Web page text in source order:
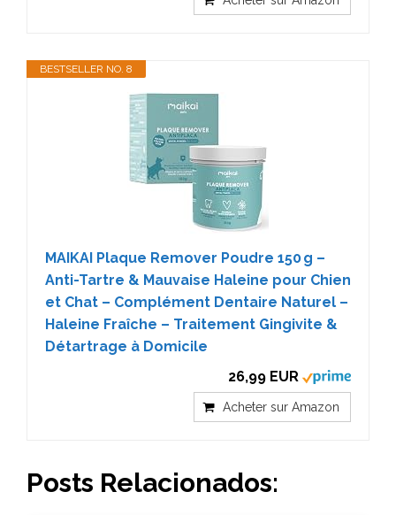
BESTSELLER NO. 8
MAIKAI Plaque Remover Poudre 150 g –
Anti-Tartre & Mauvaise Haleine pour Chien
et Chat – Complément Dentaire Naturel –
Haleine Fraîche – Traitement Gingivite &
Détartrage à Domicile
26,99 EUR
Acheter sur Amazon
Posts Relacionados: